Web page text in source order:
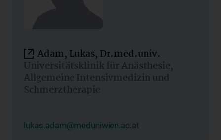
Adam, Lukas, Dr.med.univ.
Universitätsklinik für Anästhesie,
Allgemeine Intensivmedizin und
Schmerztherapie
lukas.adam@meduniwien.ac.at